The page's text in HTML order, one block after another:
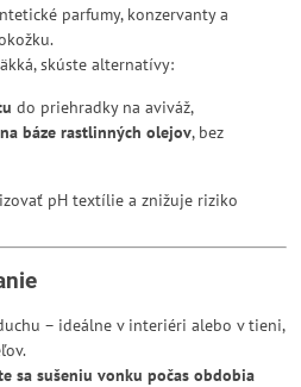
parfumy, konzervanty a
skúste alternatívy:
do priehradky na aviváž,
báze rastlinných olejov, bez
pH textílie a znižuje riziko
– ideálne v interiéri alebo v tieni,
sa sušeniu vonku počas obdobia